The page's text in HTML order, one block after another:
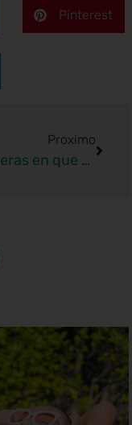
Pinterest
Proximo
13 maneras en que el buceo es bueno para tu salud